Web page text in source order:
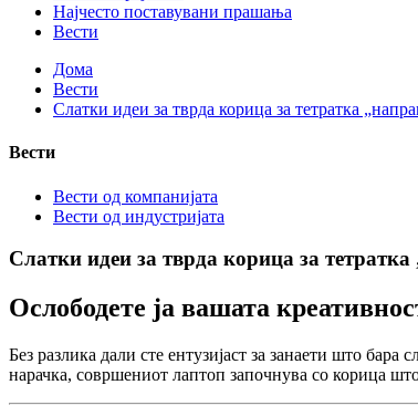
Најчесто поставувани прашања
Вести
Дома
Вести
Слатки идеи за тврда корица за тетратка
Вести
Вести од компанијата
Вести од индустријата
Слатки идеи за тврда корица за
Ослободете ја вашата
Без разлика дали сте ентузијаст за занаети што бара
нарачка, совршениот лаптоп започнува со корица